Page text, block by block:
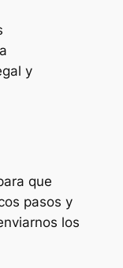
y
que
pasos y
los